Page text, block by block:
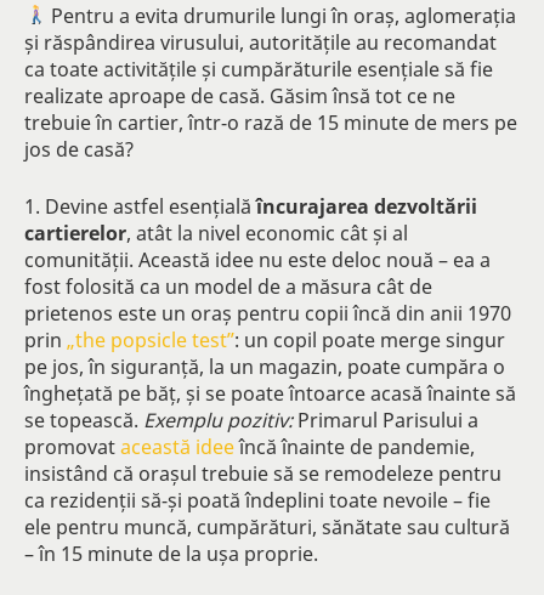
Pentru a evita drumurile lungi în oraș, aglomerația
și răspândirea virusului, autoritățile au recomandat
ca toate activitățile și cumpărăturile esențiale să fie
realizate aproape de casă. Găsim însă tot ce ne
trebuie în cartier, într-o rază de 15 minute de mers pe
jos de casă?
1. Devine astfel esențialăîncurajarea dezvoltării
cartierelor, atât la nivel economic cât și al
comunității. Această idee nu este deloc nouă – ea a
fost folosită ca un model de a măsura cât de
prietenos este un oraș pentru copii încă din anii 1970
prin „the popsicle test”: un copil poate merge singur
pe jos, în siguranță, la un magazin, poate cumpăra o
înghețată pe băț, și se poate întoarce acasă înainte să
se topească. Exemplu pozitiv:Primarul Parisului a
promovataceastă ideeîncă înainte de pandemie,
insistând că orașul trebuie să se remodeleze pentru
ca rezidenții să-și poată îndeplini toate nevoile – fie
ele pentru muncă, cumpărături, sănătate sau cultură
– în 15 minute de la ușa proprie.